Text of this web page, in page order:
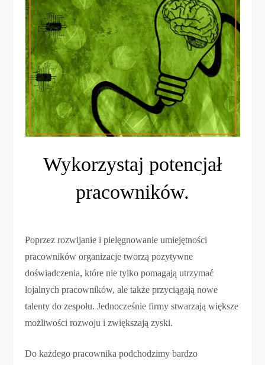
Wykorzystaj potencjał
pracowników.
Poprzez rozwijanie i pielęgnowanie umiejętności
pracowników organizacje tworzą pozytywne
doświadczenia, które nie tylko pomagają utrzymać
lojalnych pracowników, ale także przyciągają nowe
talenty do zespołu. Jednocześnie firmy stwarzają większe
możliwości rozwoju i zwiększają zyski.
Do każdego pracownika podchodzimy bardzo